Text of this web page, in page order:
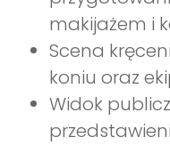
makijażem i
Scena
koniu oraz
Widok